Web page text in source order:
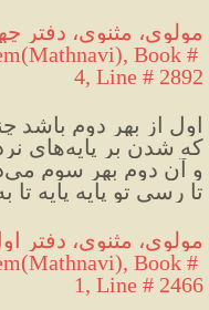
مولوی، مثنوی، دفتر
Book #
4, Line # 2892
اول از بهرِ دوم باشد
که شدن بر پایه‌های نردبان
و آن دوم بهرِ سوم می‌دان تمام
تا رسی تو پایه پایه تا
مولوی، مثنوی، دفتر اول،
Book #
1, Line # 2466